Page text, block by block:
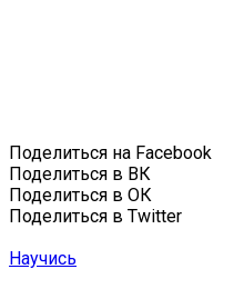
Поделиться на Facebook
Поделиться в ВК
Поделиться в ОК
Поделиться в Twitter
Научись